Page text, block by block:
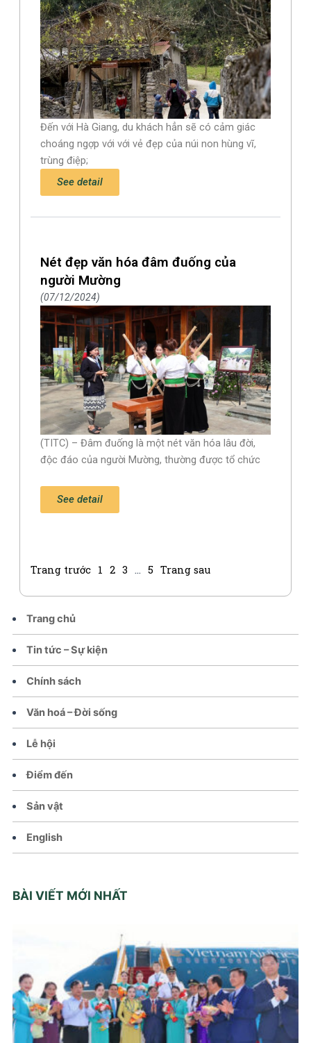
Trang chủ
Tin tức – Sự kiện
Chính sách
Văn hoá – Đời sống
Lễ hội
Điểm đến
Sản vật
English
BÀI VIẾT MỚI NHẤT
Đến với Hà Giang, du khách hẳn sẽ có cảm giác
choáng ngợp với với vẻ đẹp của núi non hùng vĩ,
trùng điệp;
See detail
Nét đẹp văn hóa đâm đuống của
người Mường
07/12/2024
(TITC) – Đâm đuống là một nét văn hóa lâu đời,
độc đáo của người Mường, thường được tổ chức
See detail
Trang trước 1 2 3 … 5 Trang sau